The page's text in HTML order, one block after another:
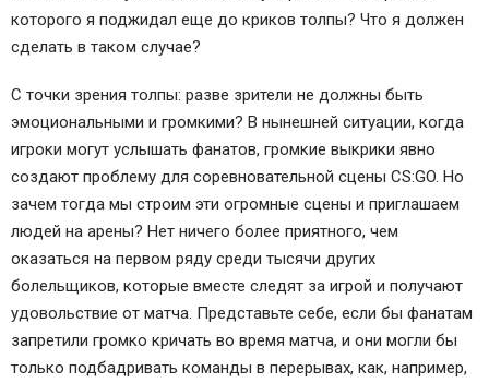
которого я поджидал еще до криков толпы? Что я должен
сделать в таком случае?
С точки зрения толпы: разве зрители не должны быть
эмоциональными и громкими? В нынешней ситуации, когда
игроки могут услышать фанатов, громкие выкрики явно
создают проблему для соревновательной сцены CS:GO. Но
зачем тогда мы строим эти огромные сцены и приглашаем
людей на арены? Нет ничего более приятного, чем
оказаться на первом ряду среди тысячи других
болельщиков, которые вместе следят за игрой и получают
удовольствие от матча. Представьте себе, если бы фанатам
запретили громко кричать во время матча, и они могли бы
только подбадривать команды в перерывах, как, например,